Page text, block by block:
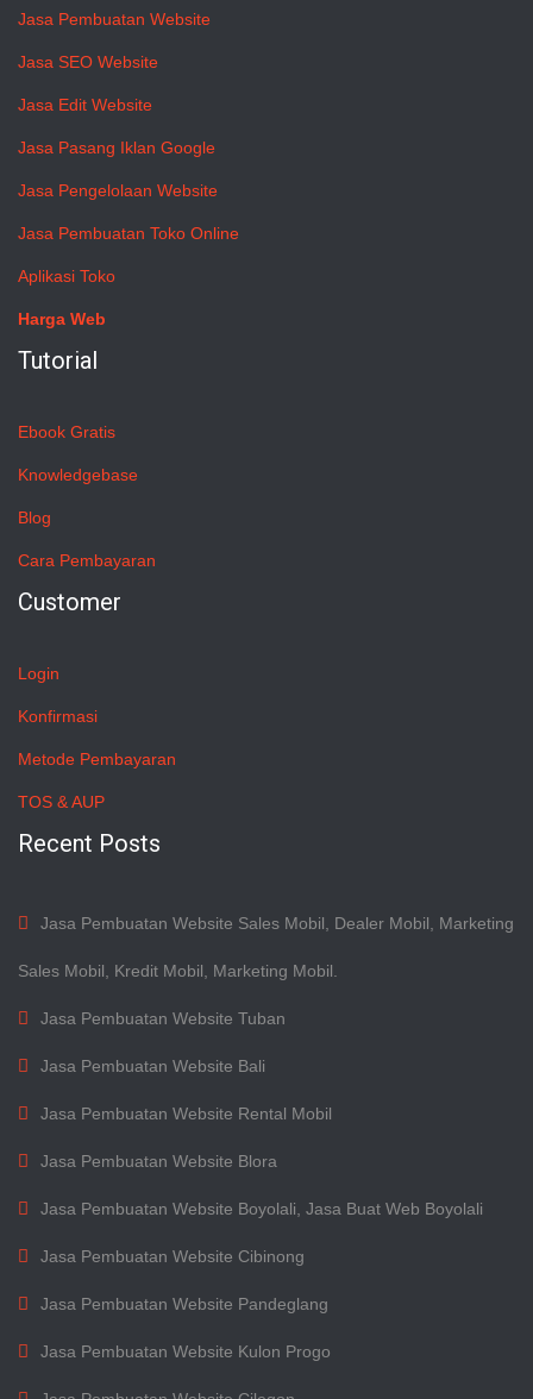
Jasa Pembuatan Website
Jasa SEO Website
Jasa Edit Website
Jasa Pasang Iklan Google
Jasa Pengelolaan Website
Jasa Pembuatan Toko Online
Aplikasi Toko
Harga Web
Tutorial
Ebook Gratis
Knowledgebase
Blog
Cara Pembayaran
Customer
Login
Konfirmasi
Metode Pembayaran
TOS & AUP
Recent Posts
Jasa Pembuatan Website Sales Mobil, Dealer Mobil, Marketing
Sales Mobil, Kredit Mobil, Marketing Mobil.
Jasa Pembuatan Website Tuban
Jasa Pembuatan Website Bali
Jasa Pembuatan Website Rental Mobil
Jasa Pembuatan Website Blora
Jasa Pembuatan Website Boyolali, Jasa Buat Web Boyolali
Jasa Pembuatan Website Cibinong
Jasa Pembuatan Website Pandeglang
Jasa Pembuatan Website Kulon Progo